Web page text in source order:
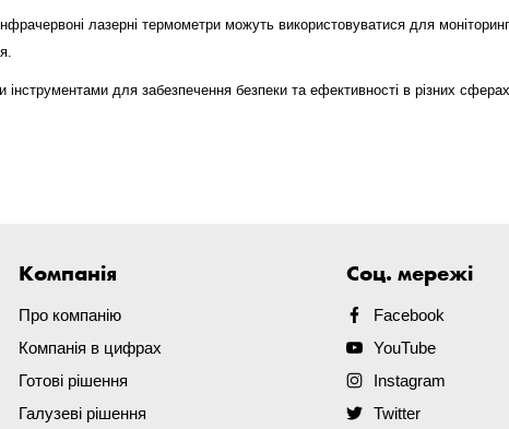
лазерні термометри можуть використовуватися для
для забезпечення безпеки та ефективності в різних
Компанія
Про компанію
Компанія в цифрах
Готові рішення
Галузеві рішення
Соц. мережі
Facebook
YouTube
Instagram
Twitter